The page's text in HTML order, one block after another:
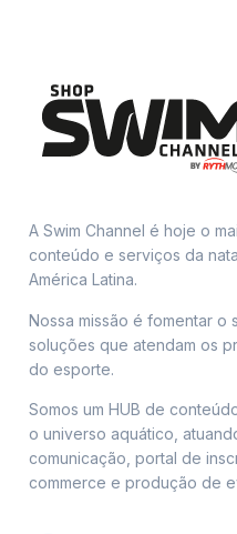
A Swim Channel é hoje o
conteúdo e serviços da
América Latina.
Nossa missão é fomentar
soluções que atendam os
do esporte.
Somos um HUB de
o universo aquático,
comunicação, portal de
commerce e produção de